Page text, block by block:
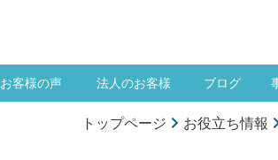
お客様の声 法人のお客様 ブログ
トップページ お役立ち情報